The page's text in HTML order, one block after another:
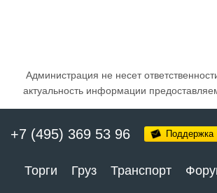
Администрация не несет
актуальность информации
+7 (495) 369 53 96 Поддержка
Торги Груз Транспорт